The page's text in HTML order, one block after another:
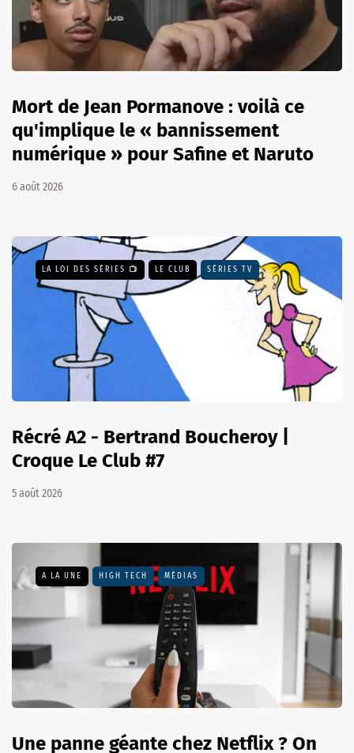
Mort de Jean Pormanove : voilà ce
qu'implique le « bannissement
numérique » pour Safine et Naruto
6 août 2026
LA LOI DES SÉRIES 📺 LE CLUB SÉRIES TV
Récré A2 - Bertrand Boucheroy |
Croque Le Club #7
5 août 2026
A LA UNE HIGH TECH MÉDIAS
Une panne géante chez Netflix ? On